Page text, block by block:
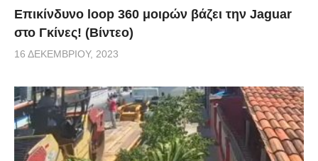
Επικίνδυνο loop 360 μοιρών βάζει την Jaguar
στο Γκίνες! (Βίντεο)
16 ΔΕΚΕΜΒΡΊΟΥ, 2023